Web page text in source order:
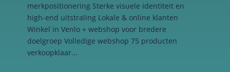
merkpositionering Sterke visuele identiteit en
high-end uitstraling Lokale & online klanten
Winkel in Venlo + webshop voor bredere
doelgroep Volledige webshop 75 producten
verkoopklaar...